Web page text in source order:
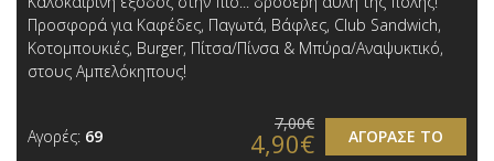
Προσφορά για Καφέδες, Παγωτά, Βάφλες, Club Sandwich,
Κοτομπουκιές, Burger, Πίτσα/Πίνσα & Μπύρα/Αναψυκτικό ,
στους Αμπελόκηπους!
Αγορές: 69 ΑΓΟΡΑΣΕ ΤΟ
7,00€
4,90€